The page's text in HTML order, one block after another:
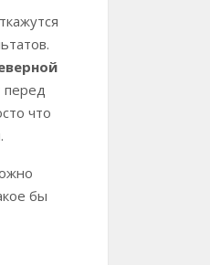
перед
что
бы